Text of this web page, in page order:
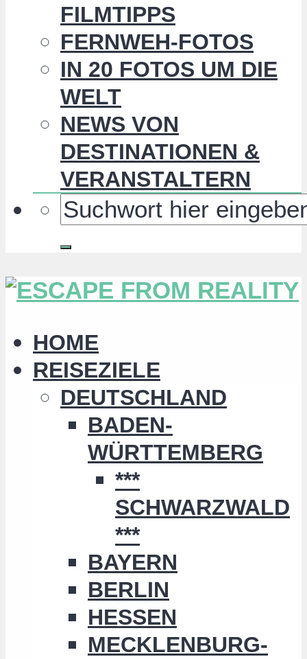
FILMTIPPS
FERNWEH-FOTOS
IN 20 FOTOS UM DIE
WELT
NEWS VON
DESTINATIONEN &
VERANSTALTERN
HOME
REISEZIELE
DEUTSCHLAND
BADEN-
WÜRTTEMBERG
***
SCHWARZWALD
***
BAYERN
BERLIN
HESSEN
MECKLENBURG-